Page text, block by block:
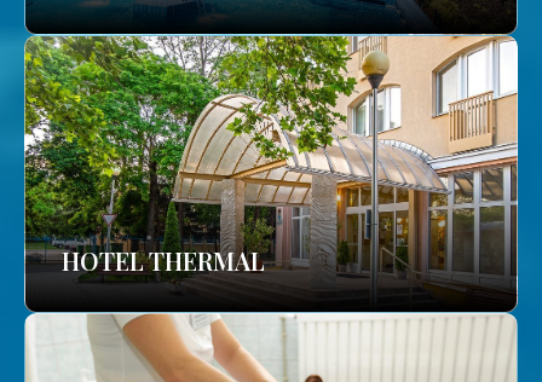
HOTEL THERMAL